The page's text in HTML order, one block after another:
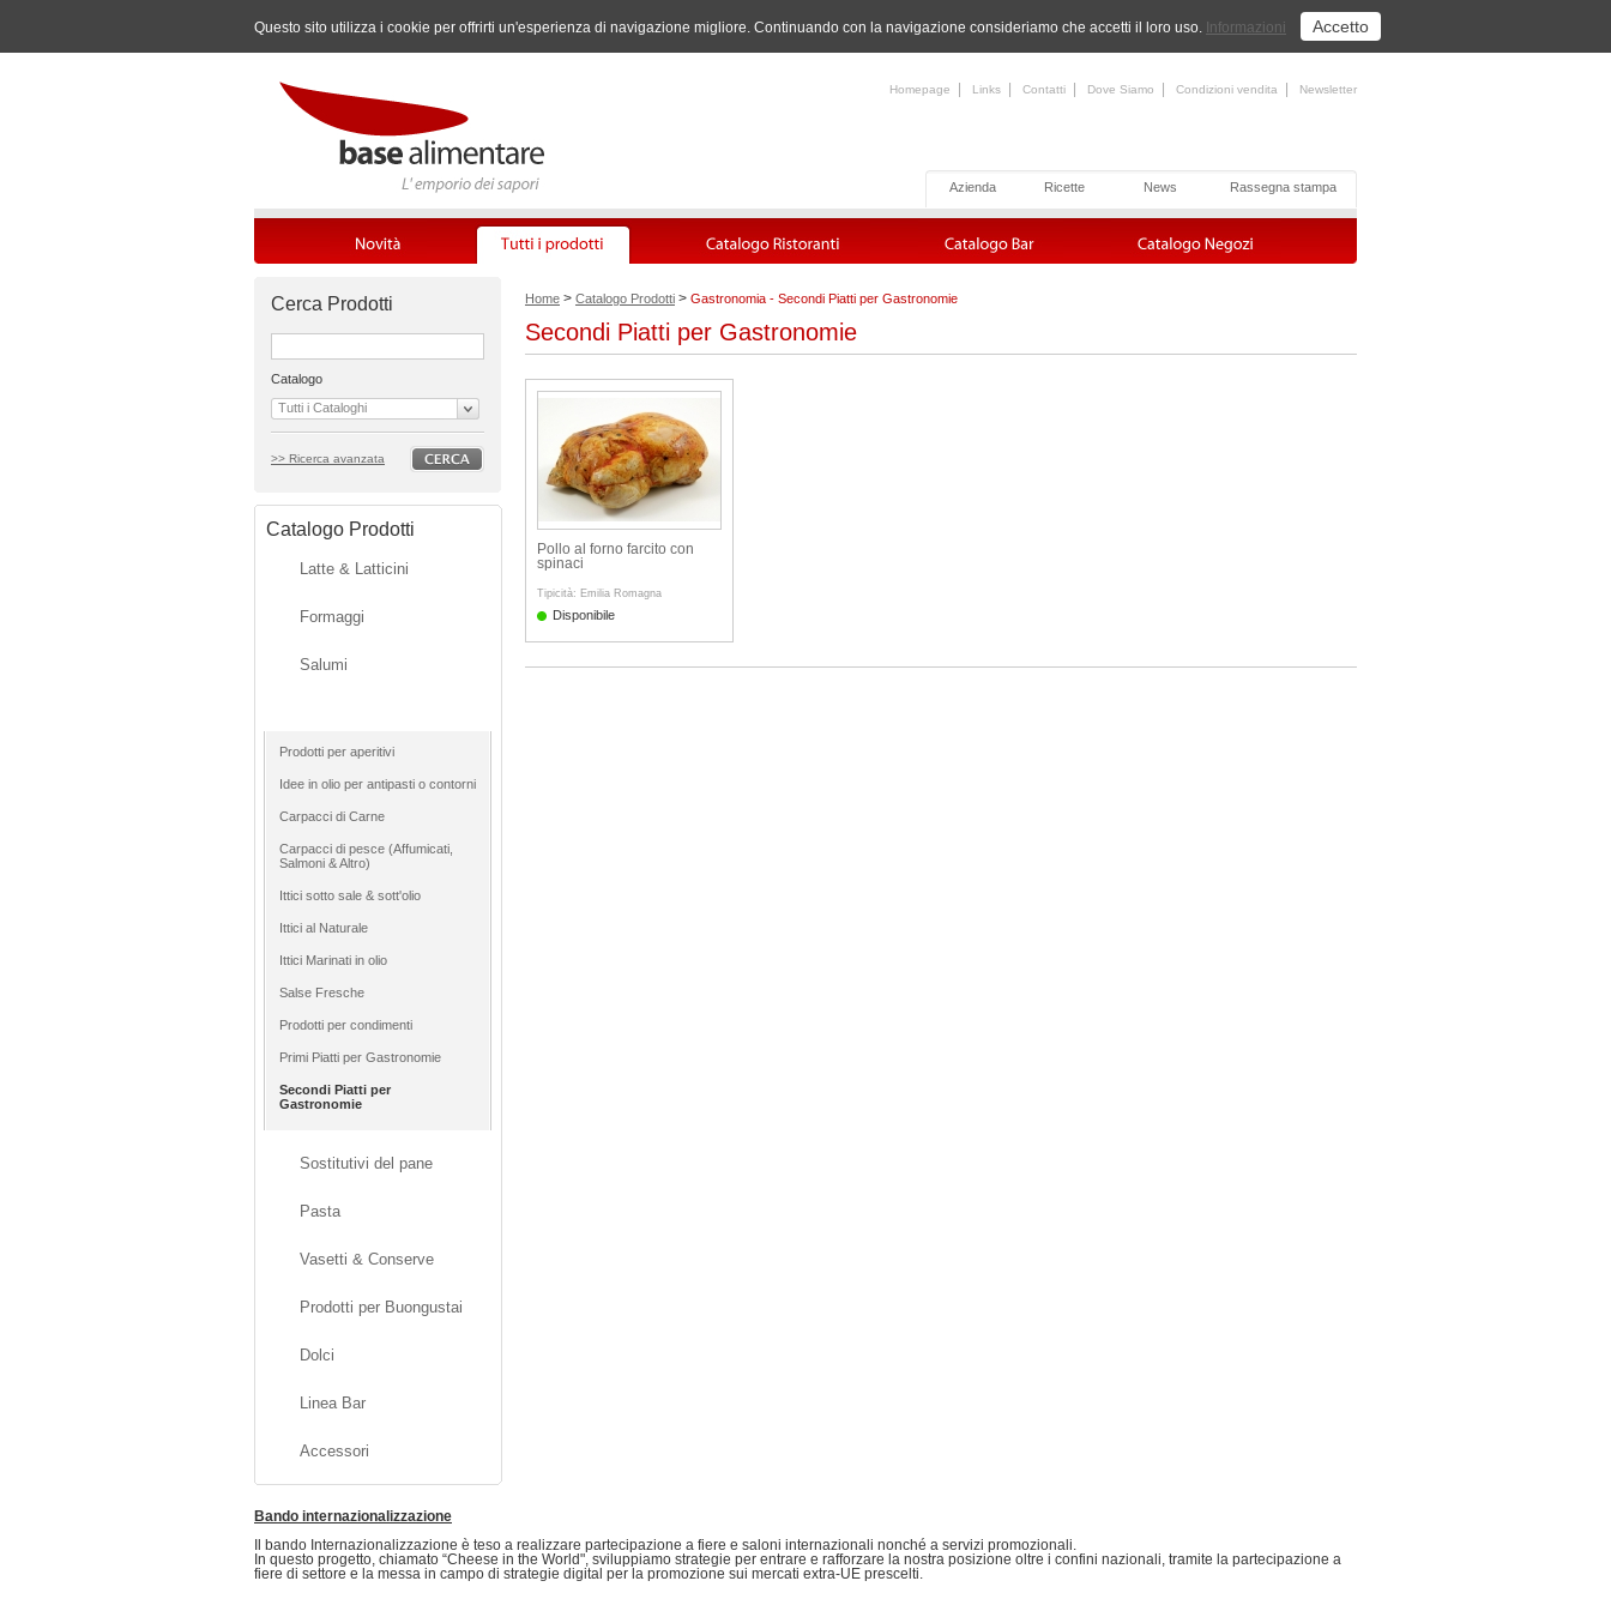
Questo sito utilizza i cookie per offrirti un'esperienza di navigazione migliore. Continuando con la navigazione consideriamo che accetti il loro uso. Informazioni Accetto
Homepage Links Contatti Dove Siamo Condizioni vendita Newsletter
Azienda Ricette News Rassegna stampa
Cerca Prodotti
Catalogo
Tutti i Cataloghi
>> Ricerca avanzata
Catalogo Prodotti
Latte & Latticini
Formaggi
Salumi
Prodotti per aperitivi
Idee in olio per antipasti o contorni
Carpacci di Carne
Carpacci di pesce (Affumicati,
Salmoni & Altro)
Ittici sotto sale & sott'olio
Ittici al Naturale
Ittici Marinati in olio
Salse Fresche
Prodotti per condimenti
Primi Piatti per Gastronomie
Secondi Piatti per
Gastronomie
Sostitutivi del pane
Pasta
Vasetti & Conserve
Prodotti per Buongustai
Dolci
Linea Bar
Accessori
Home > Catalogo Prodotti > Gastronomia - Secondi Piatti per Gastronomie
Secondi Piatti per Gastronomie
Pollo al forno farcito con
spinaci
Tipicità: Emilia Romagna
Disponibile
Bando internazionalizzazione
Il bando Internazionalizzazione è teso a realizzare partecipazione a fiere e saloni internazionali nonché a servizi promozionali.
In questo progetto, chiamato “Cheese in the World", sviluppiamo strategie per entrare e rafforzare la nostra posizione oltre i confini nazionali, tramite la partecipazione a
fiere di settore e la messa in campo di strategie digital per la promozione sui mercati extra-UE prescelti.